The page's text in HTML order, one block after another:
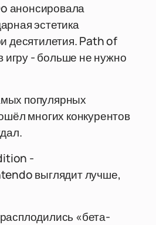
анонсировала
эстетика
десятилетия. Path of
- больше не нужно
популярных
многих конкурентов
-
выглядит лучше,
«бета-